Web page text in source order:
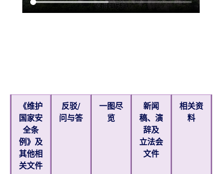
《维护
国家安
全条
例》及
其他相
关文件
反驳/
问与答
一图尽
览
新闻
稿、演
辞及
立法会
文件
相关资
料